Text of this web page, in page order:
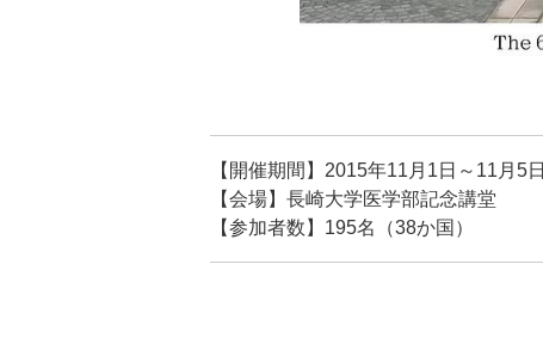
【開催期間】2015年11月1日～11月5日
【会場】長崎大学医学部記念講堂
【参加者数】195名（38か国）